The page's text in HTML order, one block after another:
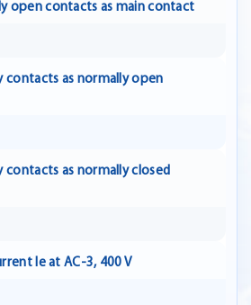
open contacts as main contact
contacts as normally open
contacts as normally closed
Ie at AC-3, 400 V